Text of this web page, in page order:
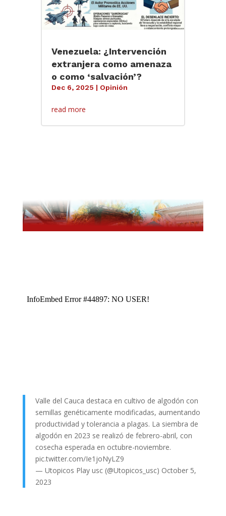
Venezuela: ¿Intervención
extranjera como amenaza
o como ‘salvación’?
Dec 6, 2025 | Opinión
read more
Valle del Cauca destaca en cultivo de algodón con
semillas genéticamente modificadas, aumentando
productividad y tolerancia a plagas. La siembra de
algodón en 2023 se realizó de febrero-abril, con
cosecha esperada en octubre-noviembre.
pic.twitter.com/Ie1joNyLZ9
— Utopicos Play usc (@Utopicos_usc) October 5,
2023